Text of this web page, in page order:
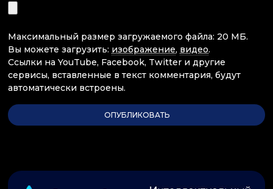
Максимальный размер загружаемого файла: 20 МБ.
Вы можете загрузить: изображение, видео.
Ссылки на YouTube, Facebook, Twitter и другие
сервисы, вставленные в текст комментария, будут
автоматически встроены.